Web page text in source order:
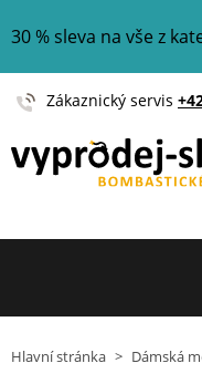
30 % sleva na vše z
Zákaznický servis
Hlavní stránka > Dámská